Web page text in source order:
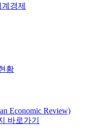
경제
황
Economic Review)
바로가기